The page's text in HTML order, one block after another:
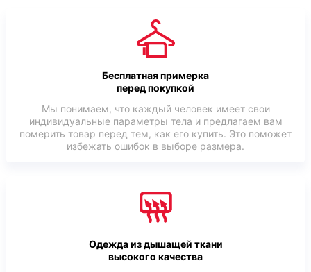
Бесплатная примерка
перед покупкой
Мы понимаем, что каждый человек имеет свои
индивидуальные параметры тела и предлагаем вам
померить товар перед тем, как его купить. Это поможет
избежать ошибок в выборе размера.
Одежда из дышащей ткани
высокого качества